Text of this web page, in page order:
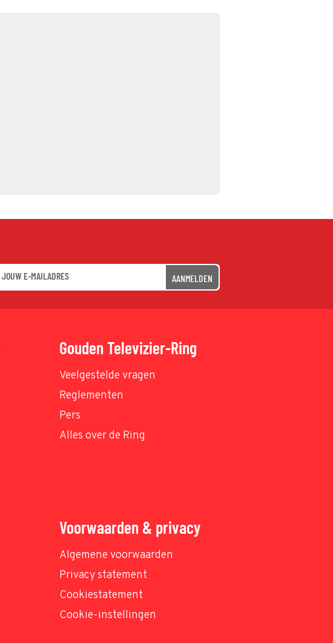
AANMELDEN
Gouden Televizier-Ring
Veelgestelde vragen
Reglementen
Pers
Alles over de Ring
Voorwaarden & privacy
Algemene voorwaarden
Privacy statement
Cookiestatement
Cookie-instellingen